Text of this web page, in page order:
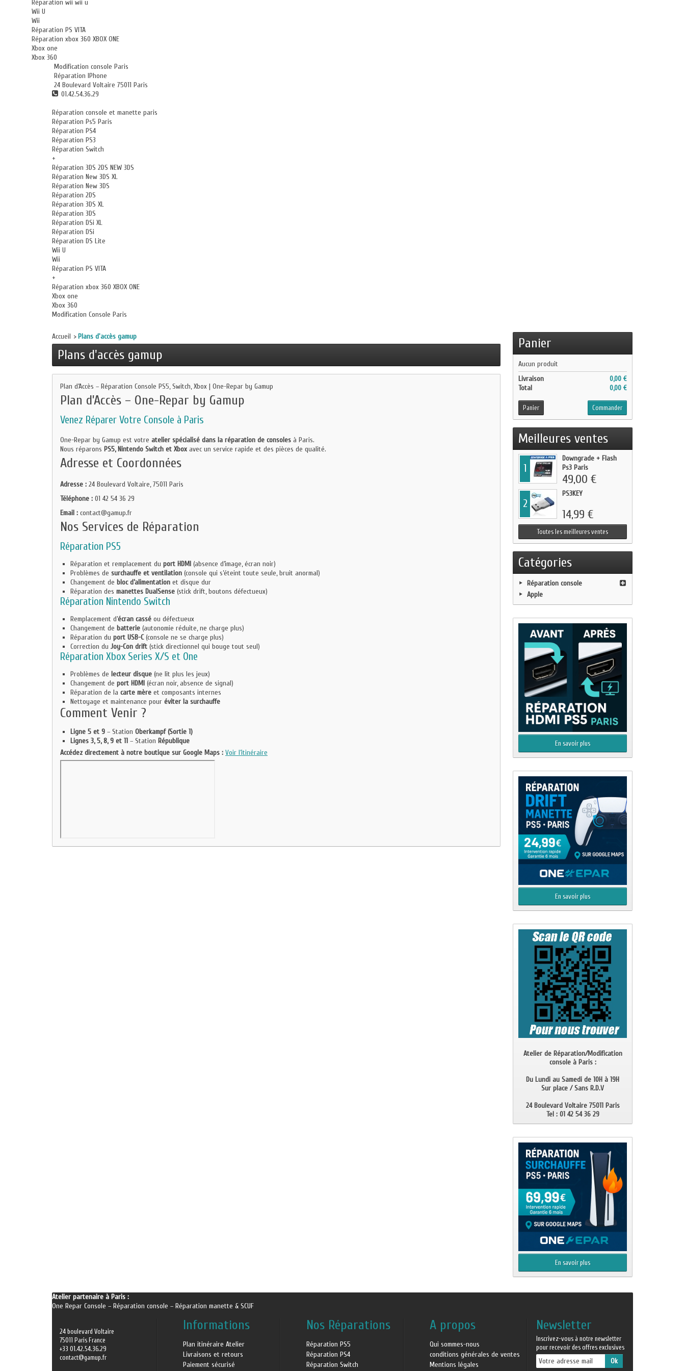
Réparation wii wii u
Wii U
Wii
Réparation PS VITA
Réparation xbox 360 XBOX ONE
Xbox one
Xbox 360
Modification console Paris
Réparation IPhone
24 Boulevard Voltaire 75011 Paris
01.42.54.36.29
Réparation console et manette paris
Réparation Ps5 Paris
Réparation PS4
Réparation PS3
Réparation Switch
+
Réparation 3DS 2DS NEW 3DS
Réparation New 3DS XL
Réparation New 3DS
Réparation 2DS
Réparation 3DS XL
Réparation 3DS
Réparation DSi XL
Réparation DSi
Réparation DS Lite
Wii U
Wii
Réparation PS VITA
+
Réparation xbox 360 XBOX ONE
Xbox one
Xbox 360
Modification Console Paris
Accueil >Plans d'accès gamup
Plans d'accès gamup
Plan d’Accès – Réparation Console PS5, Switch, Xbox | One-Repar by Gamup
Plan d’Accès – One-Repar by Gamup
Venez Réparer Votre Console à Paris
One-Repar by Gamup est votre atelier spécialisé dans la réparation de consoles à Paris.
Nous réparons PS5, Nintendo Switch et Xbox avec un service rapide et des pièces de qualité.
Adresse et Coordonnées
Adresse : 24 Boulevard Voltaire, 75011 Paris
Téléphone : 01 42 54 36 29
Email : contact@gamup.fr
Nos Services de Réparation
Réparation PS5
Réparation et remplacement du port HDMI (absence d’image, écran noir)
Problèmes de surchauffe et ventilation (console qui s’éteint toute seule, bruit anormal)
Changement de bloc d’alimentation et disque dur
Réparation des manettes DualSense (stick drift, boutons défectueux)
Réparation Nintendo Switch
Remplacement d’écran cassé ou défectueux
Changement de batterie (autonomie réduite, ne charge plus)
Réparation du port USB-C(console ne se charge plus)
Correction du Joy-Con drift (stick directionnel qui bouge tout seul)
Réparation Xbox Series X/S et One
Problèmes de lecteur disque (ne lit plus les jeux)
Changement de port HDMI (écran noir, absence de signal)
Réparation de la carte mère et composants internes
Nettoyage et maintenance pour éviter la surchauffe
Comment Venir ?
Ligne 5 et 9 – Station Oberkampf (Sortie 1)
Lignes 3, 5, 8, 9 et 11 – Station République
Accédez directement à notre boutique sur Google Maps : Voir l’itinéraire
Panier
Aucun produit
0,00 €
Livraison
0,00 €
Total
Panier Commander
Meilleures ventes
1
Downgrade + Flash
Ps3 Paris
49,00 €
2
PS3KEY
14,99 €
Toutes les meilleures ventes
Catégories
Réparation console
Apple
En savoir plus
En savoir plus
Atelier de Réparation/Modification
console à Paris :
Du Lundi au Samedi de 10H à 19H
Sur place / Sans R.D.V
24 Boulevard Voltaire 75011 Paris
Tel : 01 42 54 36 29
En savoir plus
Atelier partenaire à Paris :
One Repar Console – Réparation console – Réparation manette & SCUF
24 boulevard Voltaire
75011 Paris France
+33 01.42.54.36.29
contact@gamup.fr
Informations
Plan itinéraire Atelier
Livraisons et retours
Paiement sécurisé
Nos Réparations
Réparation PS5
Réparation PS4
Réparation Switch
A propos
Qui sommes-nous
conditions générales de ventes
Mentions légales
Newsletter
Inscrivez-vous à notre newsletter
pour recevoir des offres exclusives